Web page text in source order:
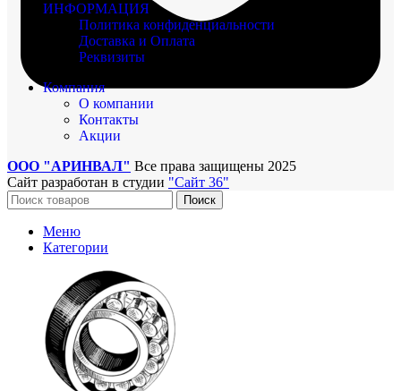
ИНФОРМАЦИЯ
Политика конфиденциальности
Доставка и Оплата
Реквизиты
Компания
О компании
Контакты
Акции
ООО "АРИНВАЛ" Все права защищены 2025
Сайт разработан в студии "Сайт 36"
Поиск
Меню
Категории